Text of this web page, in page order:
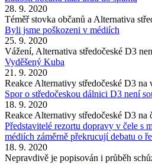
28. 9. 2020
Téměř stovka občanů a Alternativa
Byli jsme poškozeni v médiích
25. 9. 2020
Vážení, Alternativa středočeské D3
Vyděšený Kuba
21. 9. 2020
Reakce Alternativy středočeské D3
Spor o středočeskou dálnici D3 není
18. 9. 2020
Reakce Alternativy středočeské D3
Představitelé rezortu dopravy v čele s
médiích záměrně překrucují debatu o
18. 9. 2020
Nepravdivě je popisován i průběh